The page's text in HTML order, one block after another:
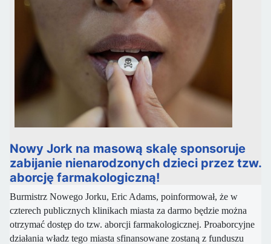
Nowy Jork na masową skalę sponsoruje
zabijanie nienarodzonych dzieci przez tzw.
aborcję farmakologiczną!
Burmistrz Nowego Jorku, Eric Adams, poinformował, że w
czterech publicznych klinikach miasta za darmo będzie można
otrzymać dostęp do tzw. aborcji farmakologicznej. Proaborcyjne
działania władz tego miasta sfinansowane zostaną z funduszu